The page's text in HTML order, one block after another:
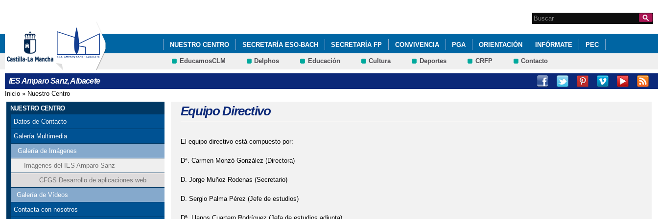
Formulario de
búsqueda
Search this site
NUESTRO CENTRO SECRETARÍA ESO-BACH SECRETARÍA FP CONVIVENCIA PGA ORIENTACIÓN INFÓRMATE PEC
PROYECTOS AMPA
EducamosCLM Delphos Educación Cultura Deportes CRFP Contacto
IES Amparo Sanz, Albacete
Se encuentra usted aquí
Inicio » Nuestro Centro
NUESTRO CENTRO
Datos de Contacto
Galería Multimedia
Galería de Imágenes
Imágenes del IES Amparo Sanz
CFGS Desarrollo de aplicaciones web
Galería de Vídeos
Contacta con nosotros
Equipo Directivo
El equipo directivo está compuesto por:
Dª. Carmen Monzó González (Directora)
D. Jorge Muñoz Rodenas (Secretario)
D. Sergio Palma Pérez (Jefe de estudios)